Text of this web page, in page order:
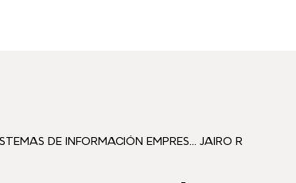
DE INFORMACIÓN EMPRES... JAIRO R